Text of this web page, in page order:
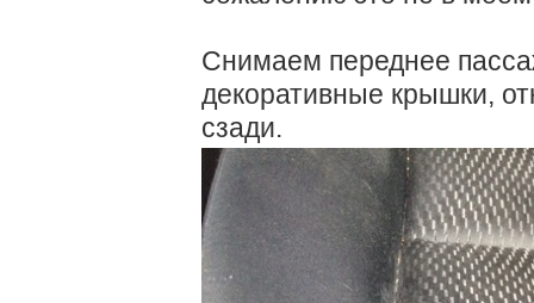
Снимаем переднее
декоративные крышки,
сзади.